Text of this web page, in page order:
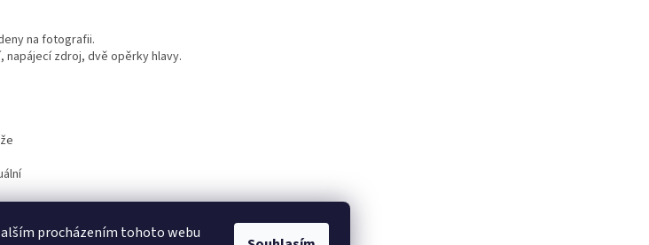
procházením tohoto webu
na fotografii.
napájecí zdroj, dvě opěrky hlavy.